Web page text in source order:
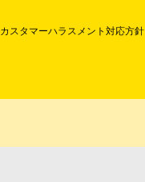
カスタマーハラスメント対応方針